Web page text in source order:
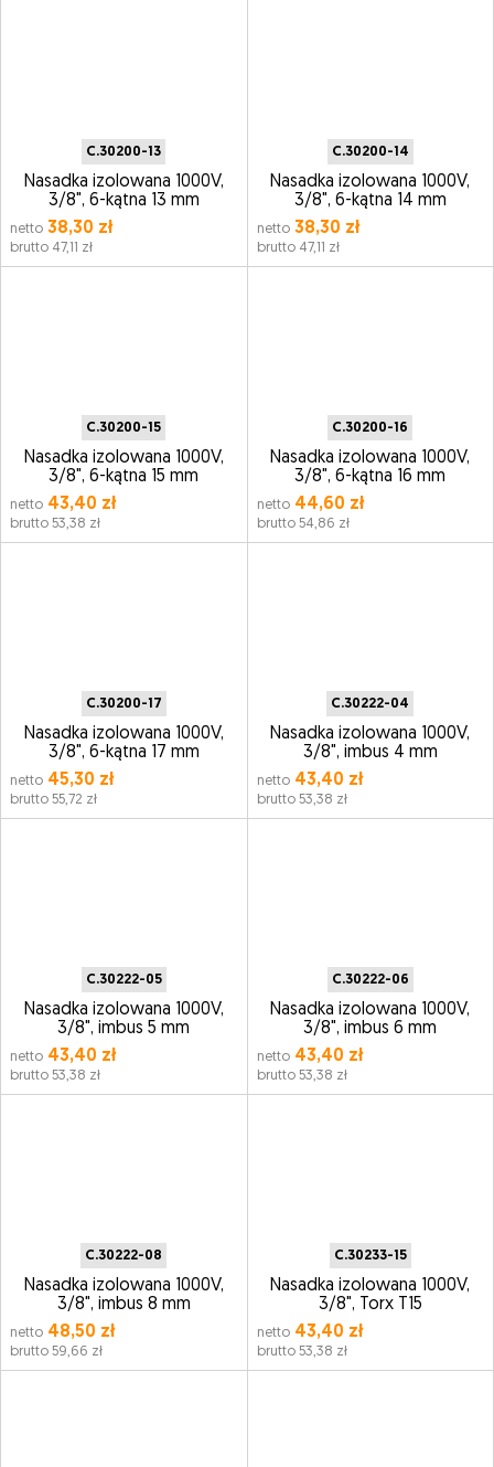
C.30200-13
Nasadka izolowana 1000V,
3/8", 6-kątna 13 mm
netto 38,30 zł
brutto 47,11 zł
C.30200-14
Nasadka izolowana 1000V,
3/8", 6-kątna 14 mm
netto38,30 zł
brutto 47,11 zł
C.30200-15
Nasadka izolowana 1000V,
3/8", 6-kątna 15 mm
netto 43,40 zł
brutto 53,38 zł
C.30200-16
Nasadka izolowana 1000V,
3/8", 6-kątna 16 mm
netto44,60 zł
brutto 54,86 zł
C.30200-17
Nasadka izolowana 1000V,
3/8", 6-kątna 17 mm
netto 45,30 zł
brutto 55,72 zł
C.30222-04
Nasadka izolowana 1000V,
3/8", imbus 4 mm
netto43,40 zł
brutto 53,38 zł
C.30222-05
Nasadka izolowana 1000V,
3/8", imbus 5 mm
netto 43,40 zł
brutto 53,38 zł
C.30222-06
Nasadka izolowana 1000V,
3/8", imbus 6 mm
netto43,40 zł
brutto 53,38 zł
C.30222-08
Nasadka izolowana 1000V,
3/8", imbus 8 mm
netto 48,50 zł
brutto 59,66 zł
C.30233-15
Nasadka izolowana 1000V,
3/8", Torx T15
netto43,40 zł
brutto 53,38 zł